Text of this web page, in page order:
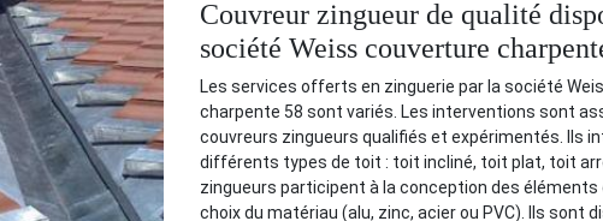
Couvreur zingueur de qualité
société Weiss couverture
Les services offerts en zinguerie par la société
charpente 58 sont variés. Les interventions sont
couvreurs zingueurs qualifiés et expérimentés. Ils
différents types de toit : toit incliné, toit plat, toit
zingueurs participent à la conception des éléments
choix du matériau (alu, zinc, acier ou PVC). Ils sont